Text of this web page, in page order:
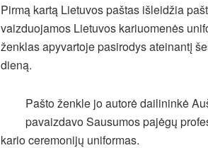
Pirmą kartą Lietuvos paštas išleidžia
vaizduojamos Lietuvos kariuomenės
ženklas apyvartoje pasirodys ateinantį
dieną.
Pašto ženkle jo autorė dailininkė
pavaizdavo Sausumos pajėgų
kario ceremonijų uniformas.